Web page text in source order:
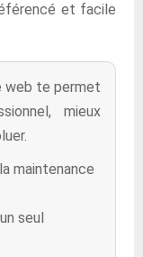
et facile
web te permet
mieux
maintenance
seul